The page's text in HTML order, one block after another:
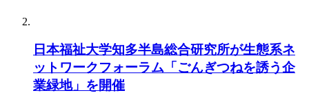
日本福祉大学知多半島総合研究所が生態系ネ
ットワークフォーラム「ごんぎつねを誘う企
業緑地」を開催